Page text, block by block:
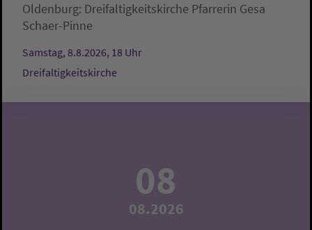
Oldenburg: Dreifaltigkeitskirche Pfarrerin Gesa
Schaer-Pinne
Samstag, 8.8.2026, 18 Uhr
Dreifaltigkeitskirche
08
08.2026